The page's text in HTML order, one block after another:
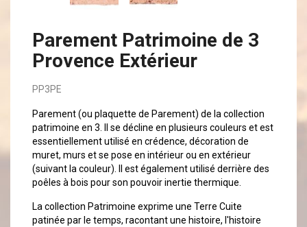
Parement Patrimoine de 3
Provence Extérieur
PP3PE
Parement (ou plaquette de Parement) de la collection
patrimoine en 3. Il se décline en plusieurs couleurs et est
essentiellement utilisé en crédence, décoration de
muret, murs et se pose en intérieur ou en extérieur
(suivant la couleur). Il est également utilisé derrière des
poêles à bois pour son pouvoir inertie thermique.
La collection Patrimoine exprime une Terre Cuite
patinée par le temps, racontant une histoire, l'histoire